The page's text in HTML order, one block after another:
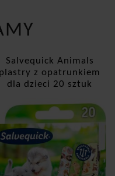
Salvequick Animals
plastry z opatrunkiem
dla dzieci 20 sztuk